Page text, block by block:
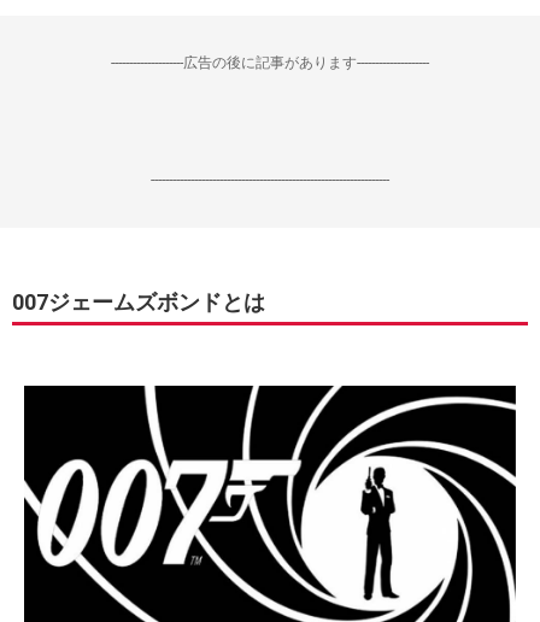
--------------------広告の後に記事があります--------------------
------------------------------------------------------------------
007ジェームズボンドとは